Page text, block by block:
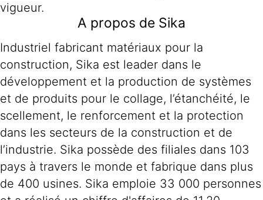
vigueur.
A propos de Sika
Industriel fabricant matériaux pour la
construction, Sika est leader dans le
développement et la production de systèmes
et de produits pour le collage, l’étanchéité, le
scellement, le renforcement et la protection
dans les secteurs de la construction et de
l’industrie. Sika possède des filiales dans 103
pays à travers le monde et fabrique dans plus
de 400 usines. Sika emploie 33 000 personnes